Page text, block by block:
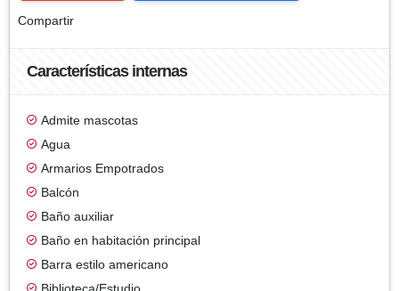
Compartir
Características internas
Admite mascotas
Agua
Armarios Empotrados
Balcón
Baño auxiliar
Baño en habitación principal
Barra estilo americano
Biblioteca/Estudio